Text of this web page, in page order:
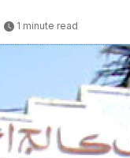
1 minute read